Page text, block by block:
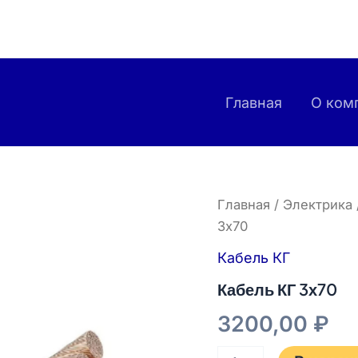
Главная О
Главная / Электрика
3х70
Кабель КГ
Кабель КГ 3х70
3200,00 ₽
Количество
Кабель
КГ
3х70